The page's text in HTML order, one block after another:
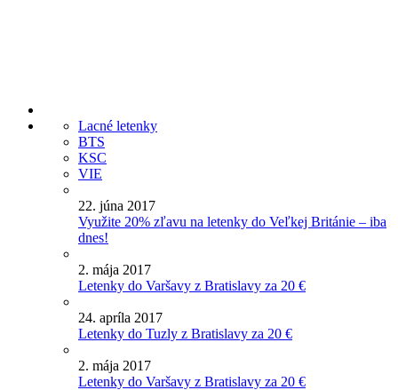
Lacné letenky
BTS
KSC
VIE
22. júna 2017
Využite 20% zľavu na letenky do Veľkej Británie – iba
dnes!
2. mája 2017
Letenky do Varšavy z Bratislavy za 20 €
24. apríla 2017
Letenky do Tuzly z Bratislavy za 20 €
2. mája 2017
Letenky do Varšavy z Bratislavy za 20 €